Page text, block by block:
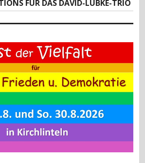
FÜR DAS DAVID-LÜBKE-TRIO